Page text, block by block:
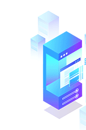
2.5服务要求
满足招标人设计任务
2.6设计服务期限：(略)
方案设计阶段：(略)
初步设计阶段：(略)
施工图设计阶段：(略)
以上各阶段完成时间
2.7标段划分：(略)
2.8最高投标限价(略)万
3. 投标人资格要求